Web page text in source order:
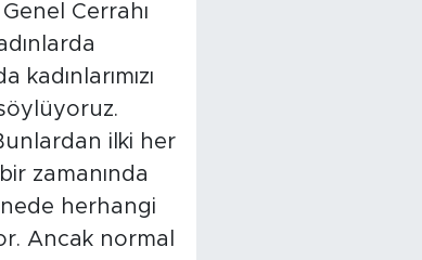
Cerrahı
ilki her
zamanında
herhangi
Ancak normal